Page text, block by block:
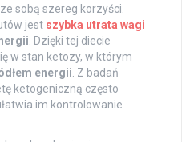
sobą szereg korzyści.
jest szybka utrata wagi
. Dzięki tej diecie
w stan ketozy, w którym
energii . Z badań
ketogeniczną często
im kontrolowanie